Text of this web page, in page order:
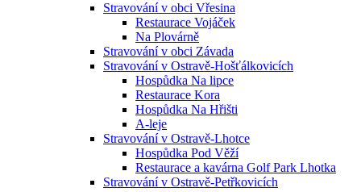
Stravování v obci Vřesina
Restaurace Vojáček
Na Plovárně
Stravování v obci Závada
Stravování v Ostravě-Hošťálkovicích
Hospůdka Na lipce
Restaurace Kora
Hospůdka Na Hřišti
A-leje
Stravování v Ostravě-Lhotce
Hospůdka Pod Věží
Restaurace a kavárna Golf Park Lhotka
Stravování v Ostravě-Petřkovicích